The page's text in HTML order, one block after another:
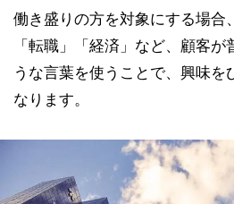
働き盛りの方を対象にする場合
「転職」「経済」など、顧客
うな言葉を使うことで、興味を
なります。